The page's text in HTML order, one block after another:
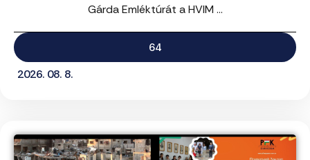
Gárda Emléktúrát a HVIM ...
64
2026. 08. 8.